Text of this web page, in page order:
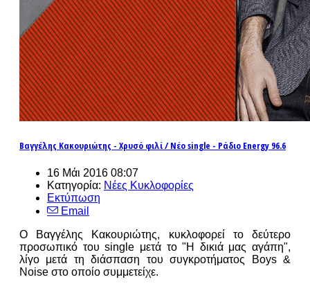
Βαγγέλης Κακουριώτης - Χρυσό φιλί / Νέο single - Ράδιο Energy 96.6
16 Μάι 2016 08:07
Κατηγορία: Νέες Κυκλοφορίες
Εκτύπωση
Email
Ο Βαγγέλης Κακουριώτης, κυκλοφορεί το δεύτερο
προσωπικό του single μετά το "Η δικιά μας αγάπη",
λίγο μετά τη διάσπαση του συγκροτήματος Boys &
Noise στο οποίο συμμετείχε.